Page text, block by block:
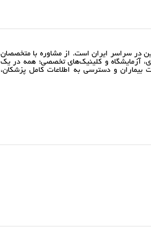
در سراسر ایران است. از مشاوره با متخصصان
آزمایشگاه و کلینیک‌های تخصصی؛ همه در یک
و دسترسی به اطلاعات کامل پزشکان،